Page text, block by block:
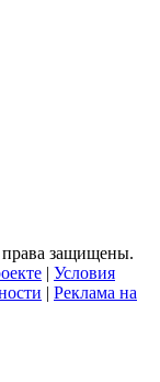
защищены.
| Условия
| Реклама на